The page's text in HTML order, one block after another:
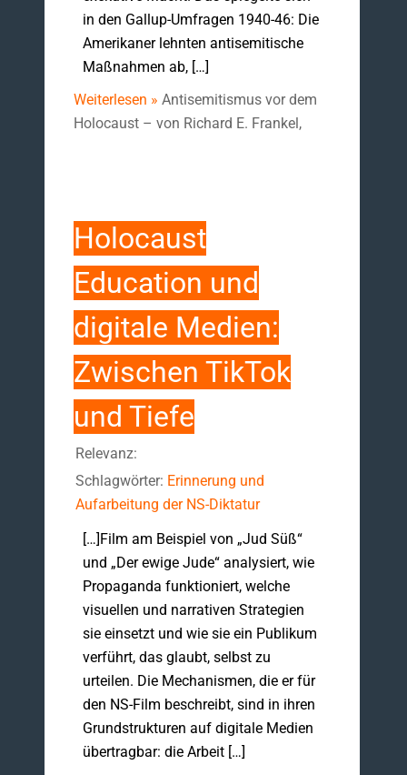
in den Gallup-Umfragen 1940-46: Die
Amerikaner lehnten antisemitische
Maßnahmen ab, […]
Weiterlesen » Antisemitismus vor dem
Holocaust – von Richard E. Frankel,
Holocaust
Education und
digitale Medien:
Zwischen TikTok
und Tiefe
Relevanz:
Schlagwörter: Erinnerung und
Aufarbeitung der NS-Diktatur
[…]Film am Beispiel von „Jud Süß“
und „Der ewige Jude“ analysiert, wie
Propaganda funktioniert, welche
visuellen und narrativen Strategien
sie einsetzt und wie sie ein Publikum
verführt, das glaubt, selbst zu
urteilen. Die Mechanismen, die er für
den NS-Film beschreibt, sind in ihren
Grundstrukturen auf digitale Medien
übertragbar: die Arbeit […]